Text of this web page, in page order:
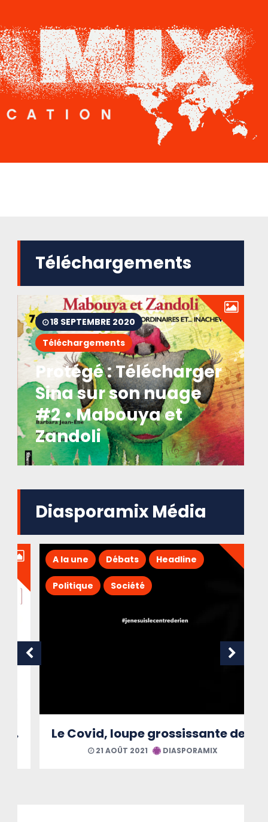
Téléchargements
18 SEPTEMBRE 2020
Téléchargements
Protégé : Télécharger
Sina sur son nuage
#2 • Mabouya et
Zandoli
Diasporamix Média
A la une Débats Headline
Politique Société
Le Covid, loupe grossissante des maux martiniquais
21 AOÛT 2021 DIASPORAMIX